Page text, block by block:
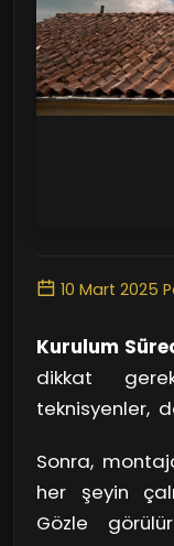
10 Mart 2025
Kurulum
dikkat
teknisyenler,
bulmak gibi!
belirlenerek
bir yokuşta
Sonra,
her şeyin
Gözle